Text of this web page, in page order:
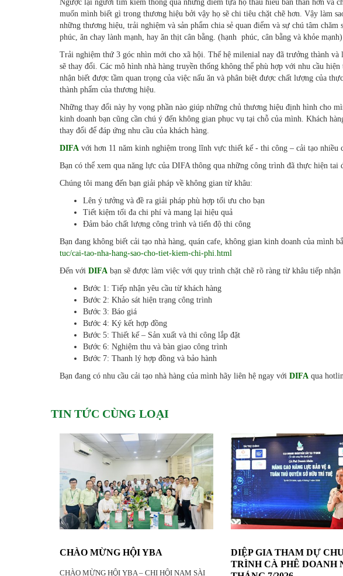
Ngược lại người tìm kiếm thông qua những điểm tựa họ thấu hiểu bản thân hơn và
muốn mình biết gì trong thương hiệu bởi vậy họ sẽ chi tiêu chặt chẽ hơn. Vậy làm
những thương hiệu, trải nghiệm và sản phẩm chia sẻ quan điểm và sự chú tâm
phúc, ăn chay lành mạnh, hay ăn thịt cân bằng. (hạnh phúc, cân bằng và khỏe mạnh)
Trải nghiệm thứ 3 góc nhìn mới cho xã hội. Thế hệ milenial nay đã trưởng thành
sẽ thay đổi. Các mô hình nhà hàng truyền thống không thể phù hợp với nhu cầu
nhận biết được tầm quan trọng của việc nấu ăn và phân biệt được chất lượng của
thành phẩm của thương hiệu.
Những thay đổi này hy vọng phần nào giúp những chủ thương hiệu định hình cho
kinh doanh bạn cũng cần chú ý đến không gian phục vụ tại chỗ của mình. Khách
thay đổi để đáp ứng nhu cầu của khách hàng.
DIFA với hơn 11 năm kinh nghiệm trong lĩnh vực thiết kế - thi công – cải tạo
Bạn có thể xem qua năng lực của DIFA thông qua những công trình đã thực hiện tai
Chúng tôi mang đến bạn giải pháp về không gian từ khâu:
Lên ý tưởng và đề ra giải pháp phù hợp tối ưu cho bạn
Tiết kiệm tối đa chi phí và mang lại hiệu quả
Đảm bảo chất lượng công trình và tiến độ thi công
Bạn đang không biết cải tạo nhà hàng, quán cafe, không gian kinh doanh của mình
tuc/cai-tao-nha-hang-sao-cho-tiet-kiem-chi-phi.html
Đến với DIFA bạn sẽ được làm việc với quy trình chặt chẽ rõ ràng từ khâu tiếp
Bước 1: Tiếp nhận yêu cầu từ khách hàng
Bước 2: Khảo sát hiện trạng công trình
Bước 3: Báo giá
Bước 4: Ký kết hợp đồng
Bước 5: Thiết kế – Sản xuất và thi công lắp đặt
Bước 6: Nghiệm thu và bàn giao công trình
Bước 7: Thanh lý hợp đồng và bảo hành
Bạn đang có nhu cầu cải tạo nhà hàng của mình hãy liên hệ ngay với DIFA qua
TIN TỨC CÙNG LOẠI
CHÀO MỪNG HỘI YBA
CHÀO MỪNG HỘI YBA – CHI HỘI NAM SÀI
DIỆP GIA THAM DỰ
TRÌNH CÀ PHÊ DOANH